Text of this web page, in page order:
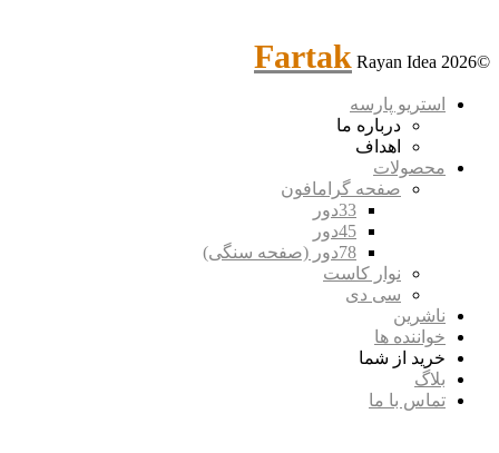
©2026
FartakRayan Idea
استریو پارسه
درباره ما
اهداف
محصولات
صفحه گرامافون
33دور
45دور
78دور (صفحه سنگی)
نوار کاست
سی دی
ناشرین
خواننده ها
خرید از شما
بلاگ
تماس با ما